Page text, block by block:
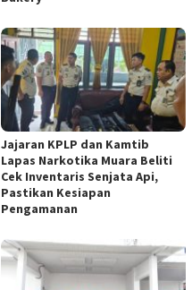
Jajaran KPLP dan Kamtib
Lapas Narkotika Muara Beliti
Cek Inventaris Senjata Api,
Pastikan Kesiapan
Pengamanan